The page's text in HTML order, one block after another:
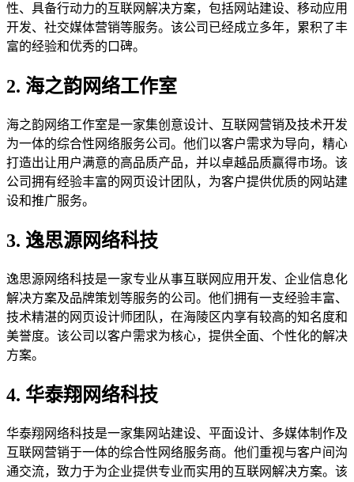
性、具备行动力的互联网解决方案，包括网站建设、移动应用
开发、社交媒体营销等服务。该公司已经成立多年，累积了丰
富的经验和优秀的口碑。
2. 海之韵网络工作室
海之韵网络工作室是一家集创意设计、互联网营销及技术开发
为一体的综合性网络服务公司。他们以客户需求为导向，精心
打造出让用户满意的高品质产品，并以卓越品质赢得市场。该
公司拥有经验丰富的网页设计团队，为客户提供优质的网站建
设和推广服务。
3. 逸思源网络科技
逸思源网络科技是一家专业从事互联网应用开发、企业信息化
解决方案及品牌策划等服务的公司。他们拥有一支经验丰富、
技术精湛的网页设计师团队，在海陵区内享有较高的知名度和
美誉度。该公司以客户需求为核心，提供全面、个性化的解决
方案。
4. 华泰翔网络科技
华泰翔网络科技是一家集网站建设、平面设计、多媒体制作及
互联网营销于一体的综合性网络服务商。他们重视与客户间沟
通交流，致力于为企业提供专业而实用的互联网解决方案。该